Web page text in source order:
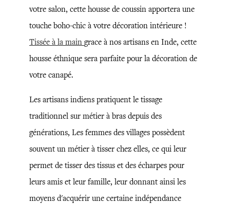
votre salon, cette housse de coussin apportera une
touche boho-chic à votre décoration intérieure !
Tissée à la main grace à nos artisans en Inde, cette
housse éthnique sera parfaite pour la décoration de
votre canapé.
Les artisans indiens pratiquent le tissage
traditionnel sur métier à bras depuis des
générations, Les femmes des villages possèdent
souvent un métier à tisser chez elles, ce qui leur
permet de tisser des tissus et des écharpes pour
leurs amis et leur famille, leur donnant ainsi les
moyens d'acquérir une certaine indépendance